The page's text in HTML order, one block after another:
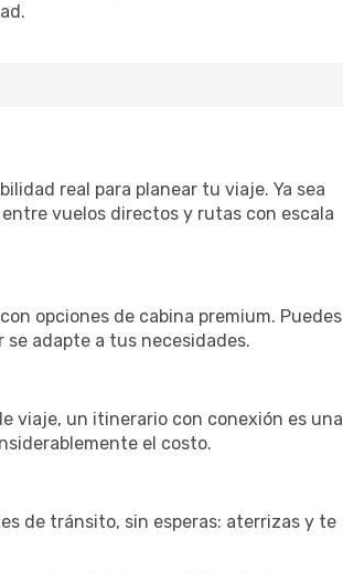
real para planear tu viaje. Ya sea
vuelos directos y rutas con escala
opciones de cabina premium. Puedes
adapte a tus necesidades.
viaje, un itinerario con conexión es una
el costo.
de tránsito, sin esperas: aterrizas y te